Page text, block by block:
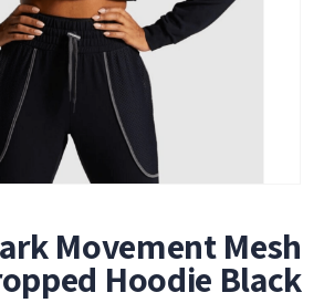
Movement Mesh
Hoodie Black